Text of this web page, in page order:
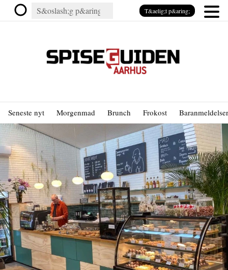
Seneste nyt Morgenmad Brunch Frokost Baranmeldelser
T&aelig;t p&aring;